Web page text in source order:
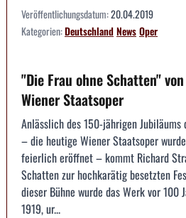
Veröffentlichungsdatum:20.04.2019
Kategorien:DeutschlandNewsOper
"Die Frau ohne Schatten"
Wiener Staatsoper
Anlässlich des 150-jährigen Jubiläums
– die heutige Wiener Staatsoper
feierlich eröffnet – kommt Richard
Schatten zur hochkarätig besetzten
dieser Bühne wurde das Werk vor 100
1919, ur...